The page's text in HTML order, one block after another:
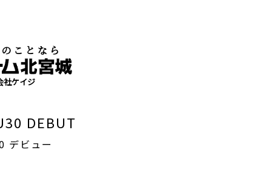
ことなら
社ケイジ
DEBUT
デビュー